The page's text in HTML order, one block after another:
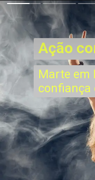
Ação
Marte em
confiança